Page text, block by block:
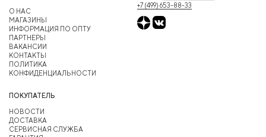
О НАС
МАГАЗИНЫ
ИНФОРМАЦИЯ ПО ОПТУ
ПАРТНЕРЫ
ВАКАНСИИ
КОНТАКТЫ
ПОЛИТИКА
КОНФИДЕНЦИАЛЬНОСТИ
ПОКУПАТЕЛЬ
НОВОСТИ
ДОСТАВКА
СЕРВИСНАЯ СЛУЖБА
+7 (499) 653-88-33